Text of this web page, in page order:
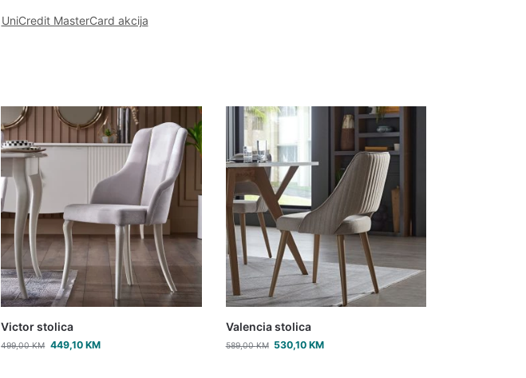
UniCredit MasterCard akcija
Victor stolica
499,00KM 449,10 KM
Valencia stolica
589,00KM 530,10KM